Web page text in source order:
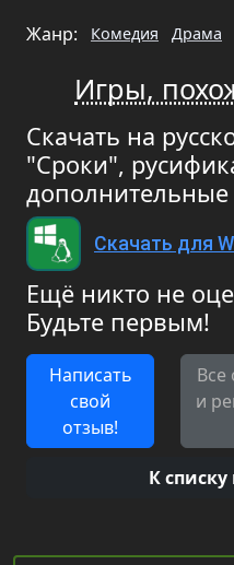
Жанр: Комедия Драма
Игры,
Скачать на
"Сроки",
Скачать для
Ещё никто не
Будьте первым!
Написать
свой
отзыв!
Все
и
К списку